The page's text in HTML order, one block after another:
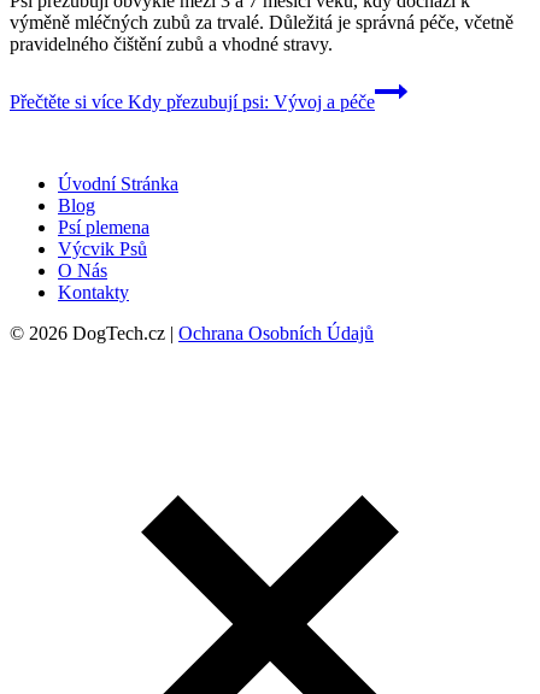
výměně mléčných zubů za trvalé. Důležitá je správná péče, včetně
pravidelného čištění zubů a vhodné stravy.
Přečtěte si více Kdy přezubují psi: Vývoj a péče
Úvodní Stránka
Blog
Psí plemena
Výcvik Psů
O Nás
Kontakty
© 2026 DogTech.cz | Ochrana Osobních Údajů